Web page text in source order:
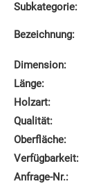
Subkategorie:
Bezeichnung:
Dimension:
Länge:
Holzart:
Qualität:
Oberfläche:
Verfügbarkeit:
Anfrage‑Nr.: